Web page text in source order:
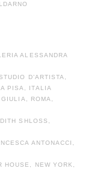
ALESSANDRA
D’ARTISTA,
PISA, ITALIA
ROMA,
SHLOSS,
ANTONACCI,
NEW YORK,